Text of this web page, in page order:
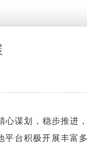
谋划，稳步推进，
平台积极开展丰富多